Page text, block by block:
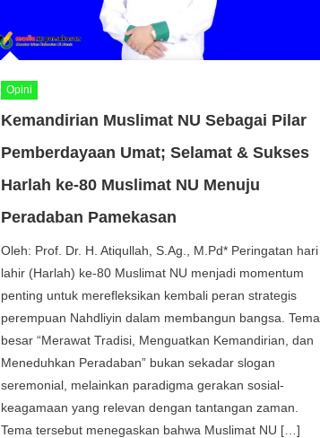
Opini
Kemandirian Muslimat NU Sebagai Pilar
Pemberdayaan Umat; Selamat & Sukses
Harlah ke-80 Muslimat NU Menuju
Peradaban Pamekasan
Oleh: Prof. Dr. H. Atiqullah, S.Ag., M.Pd* Peringatan hari
lahir (Harlah) ke-80 Muslimat NU menjadi momentum
penting untuk merefleksikan kembali peran strategis
perempuan Nahdliyin dalam membangun bangsa. Tema
besar “Merawat Tradisi, Menguatkan Kemandirian, dan
Meneduhkan Peradaban” bukan sekadar slogan
seremonial, melainkan paradigma gerakan sosial-
keagamaan yang relevan dengan tantangan zaman.
Tema tersebut menegaskan bahwa Muslimat NU […]